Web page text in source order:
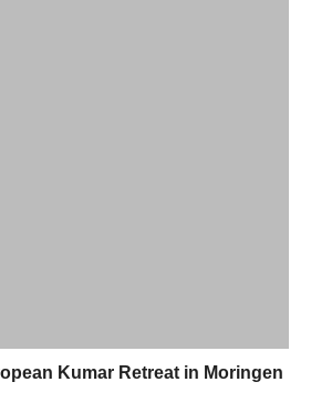
Kumar Retreat in Moringen